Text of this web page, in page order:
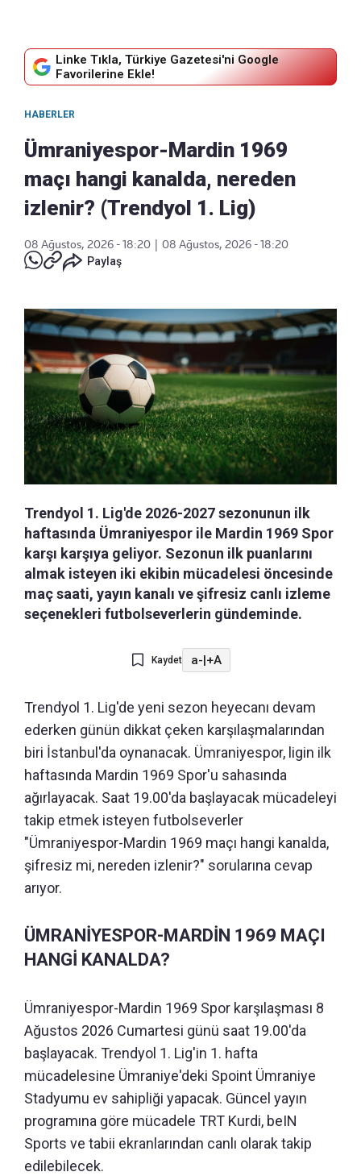
Linke Tıkla, Türkiye Gazetesi'ni Google
Favorilerine Ekle!
HABERLER
Ümraniyespor-Mardin 1969
maçı hangi kanalda, nereden
izlenir? (Trendyol 1. Lig)
08 Ağustos, 2026 - 18:20
08 Ağustos, 2026 - 18:20
Paylaş
Trendyol 1. Lig'de 2026-2027 sezonunun ilk
haftasında Ümraniyespor ile Mardin 1969 Spor
karşı karşıya geliyor. Sezonun ilk puanlarını
almak isteyen iki ekibin mücadelesi öncesinde
maç saati, yayın kanalı ve şifresiz canlı izleme
seçenekleri futbolseverlerin gündeminde.
Kaydet a-|+A
Trendyol 1. Lig'de yeni sezon heyecanı devam
ederken günün dikkat çeken karşılaşmalarından
biri İstanbul'da oynanacak. Ümraniyespor, ligin ilk
haftasında Mardin 1969 Spor'u sahasında
ağırlayacak. Saat 19.00'da başlayacak mücadeleyi
takip etmek isteyen futbolseverler
"Ümraniyespor-Mardin 1969 maçı hangi kanalda,
şifresiz mi, nereden izlenir?" sorularına cevap
arıyor.
ÜMRANİYESPOR-MARDİN 1969 MAÇI
HANGİ KANALDA?
Ümraniyespor-Mardin 1969 Spor karşılaşması 8
Ağustos 2026 Cumartesi günü saat 19.00'da
başlayacak. Trendyol 1. Lig'in 1. hafta
mücadelesine Ümraniye'deki Spoint Ümraniye
Stadyumu ev sahipliği yapacak. Güncel yayın
programına göre mücadele TRT Kurdi, beIN
Sports ve tabii ekranlarından canlı olarak takip
edilebilecek.